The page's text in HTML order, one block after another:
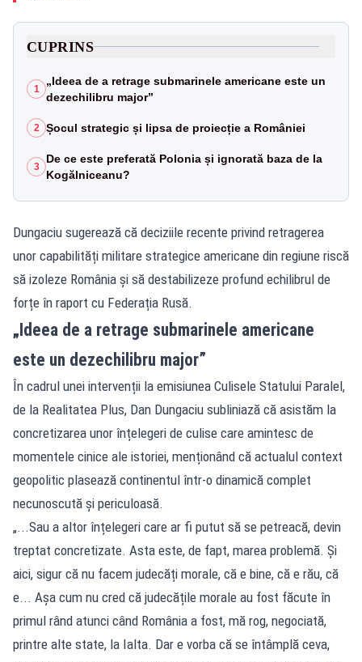
CUPRINS
1
„Ideea de a retrage submarinele americane este un
dezechilibru major”
2 Șocul strategic și lipsa de proiecție a României
3
De ce este preferată Polonia și ignorată baza de la
Kogălniceanu?
Dungaciu sugerează că deciziile recente privind retragerea
unor capabilități militare strategice americane din regiune riscă
să izoleze România și să destabilizeze profund echilibrul de
forțe în raport cu Federația Rusă.
„Ideea de a retrage submarinele americane
este un dezechilibru major”
În cadrul unei intervenții la emisiunea Culisele Statului Paralel,
de la Realitatea Plus, Dan Dungaciu subliniază că asistăm la
concretizarea unor înțelegeri de culise care amintesc de
momentele cinice ale istoriei, menționând că actualul context
geopolitic plasează continentul într-o dinamică complet
necunoscută și periculoasă.
„...Sau a altor înțelegeri care ar fi putut să se petreacă, devin
treptat concretizate. Asta este, de fapt, marea problemă. Și
aici, sigur că nu facem judecăți morale, că e bine, că e rău, că
e... Așa cum nu cred că judecățile morale au fost făcute în
primul rând atunci când România a fost, mă rog, negociată,
printre alte state, la Ialta. Dar e vorba că se întâmplă ceva,